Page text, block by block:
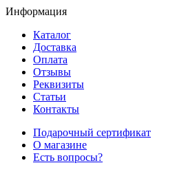
Информация
Каталог
Доставка
Оплата
Отзывы
Реквизиты
Статьи
Контакты
Подарочный сертификат
О магазине
Есть вопросы?